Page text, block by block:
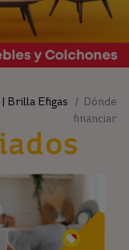
Brilla Efigas / Dónde
financiar